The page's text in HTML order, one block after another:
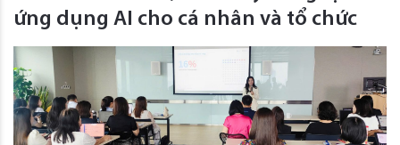
ứng dụng AI cho cá nhân và tổ chức